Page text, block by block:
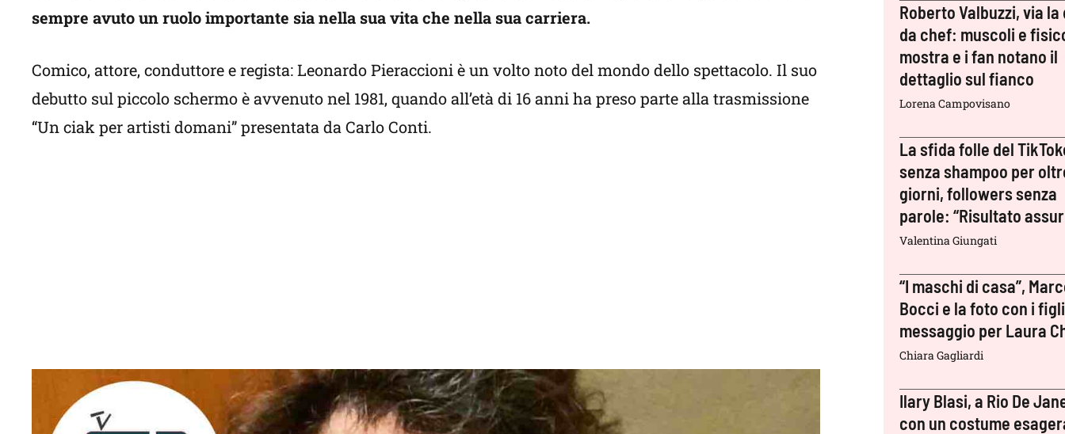
sempre avuto un ruolo importante sia nella sua vita che nella sua carriera.
Comico, attore, conduttore e regista: Leonardo Pieraccioni è un volto noto del mondo dello spettacolo. Il suo
debutto sul piccolo schermo è avvenuto nel 1981, quando all’età di 16 anni ha preso parte alla trasmissione
“Un ciak per artisti domani” presentata da Carlo Conti.
Roberto Valbuzzi, via
da chef: muscoli e
mostra e i fan notano il
dettaglio sul fianco
Lorena Campovisano
La sfida folle del
senza shampoo per
giorni, followers senza
parole: “Risultato
Valentina Giungati
“I maschi di casa”,
Bocci e la foto con i
messaggio per Laura
Chiara Gagliardi
Ilary Blasi, a Rio De
con un costume